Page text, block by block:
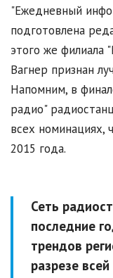
"Ежедневный
подготовлена
этого же филиала
Вагнер признан
Напомним, в
радио"
всех номинациях,
2015 года.
Сеть
последние
трендов
разрезе